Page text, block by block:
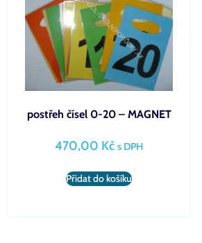
postřeh čísel 0-20 – MAGNET
470,00 Kč s DPH
Přidat do košíku